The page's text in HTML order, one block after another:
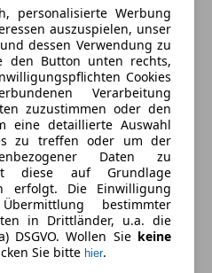
personalisierte Werbung
auszuspielen, unser
dessen Verwendung zu
den Button unten rechts,
Cookies
Verarbeitung
zuzustimmen oder den
eine detaillierte Auswahl
zu treffen oder um der
Daten zu
diese auf Grundlage
erfolgt. Die Einwilligung
bestimmter
in Drittländer, u.a. die
DSGVO. Wollen Sie keine
Sie bitte hier.